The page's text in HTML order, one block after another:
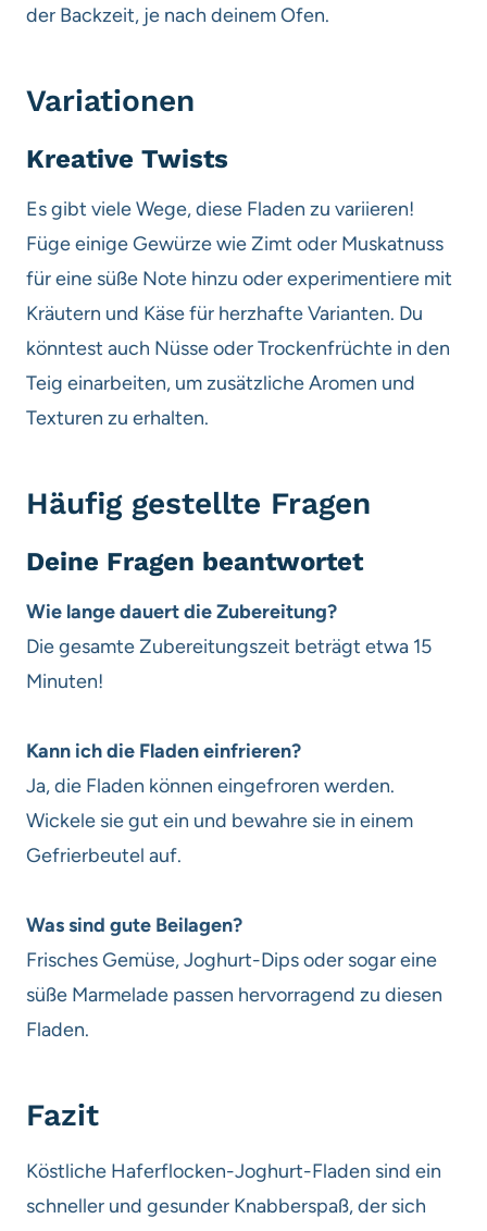
der Backzeit, je nach deinem Ofen.
Variationen
Kreative Twists
Es gibt viele Wege, diese Fladen zu variieren!
Füge einige Gewürze wie Zimt oder Muskatnuss
für eine süße Note hinzu oder experimentiere mit
Kräutern und Käse für herzhafte Varianten. Du
könntest auch Nüsse oder Trockenfrüchte in den
Teig einarbeiten, um zusätzliche Aromen und
Texturen zu erhalten.
Häufig gestellte Fragen
Deine Fragen beantwortet
Wie lange dauert die Zubereitung?
Die gesamte Zubereitungszeit beträgt etwa 15
Minuten!
Kann ich die Fladen einfrieren?
Ja, die Fladen können eingefroren werden.
Wickele sie gut ein und bewahre sie in einem
Gefrierbeutel auf.
Was sind gute Beilagen?
Frisches Gemüse, Joghurt-Dips oder sogar eine
süße Marmelade passen hervorragend zu diesen
Fladen.
Fazit
Köstliche Haferflocken-Joghurt-Fladen sind ein
schneller und gesunder Knabberspaß, der sich